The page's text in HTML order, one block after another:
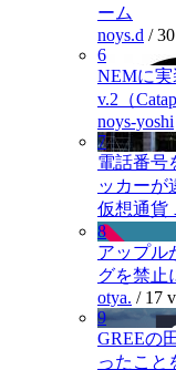
ーム
noys.d /
6
NEMに
v.2（
noys-yoshi
7
電話番号
ッカーが
仮想通貨
8
アップル
グを禁止
otya. / 17
9
GREEの
ったこと